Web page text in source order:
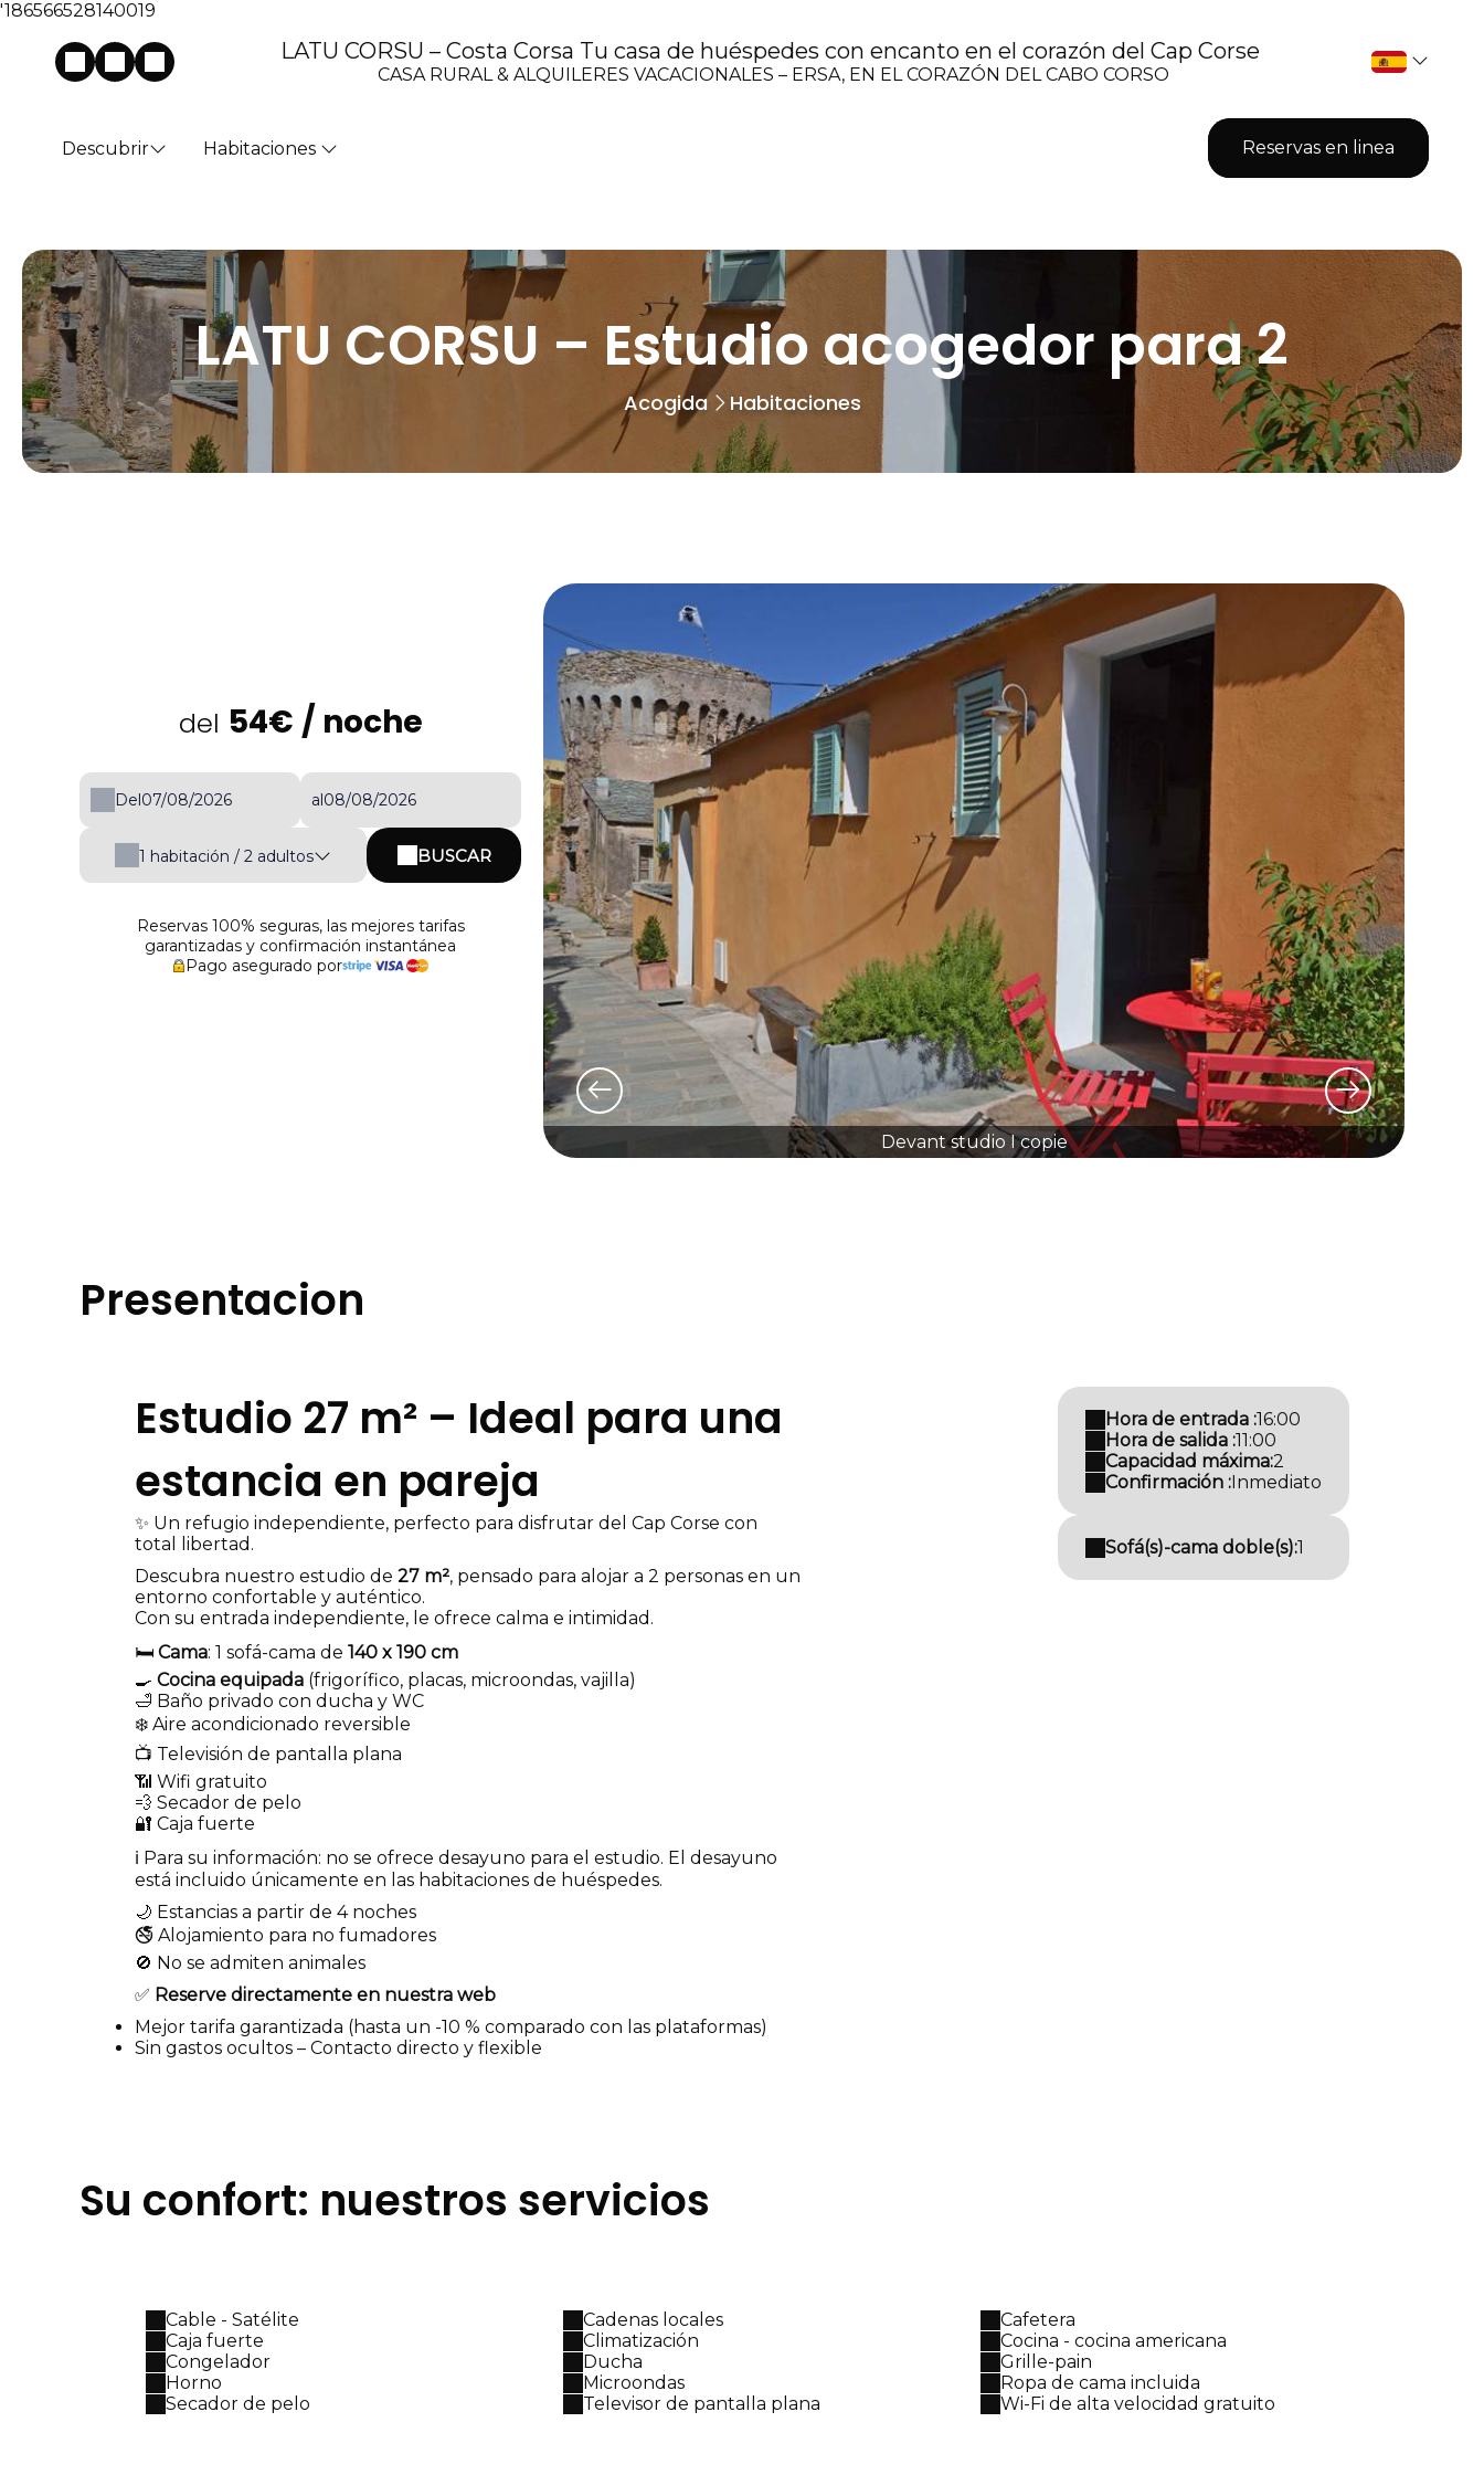
'186566528140019
LATU CORSU – Costa Corsa Tu casa de huéspedes con encanto en el corazón del Cap Corse
CASA RURAL & ALQUILERES VACACIONALES – ERSA, EN EL CORAZÓN DEL CABO CORSO
Descubrir Habitaciones Reservas en linea
LATU CORSU – Estudio acogedor para 2
Acogida Habitaciones
Devant studio I copie
del 54€ / noche
Del al
1 habitación / 2 adultos BUSCAR
Reservas 100% seguras, las mejores tarifas
garantizadas y confirmación instantánea
Pago asegurado por
Presentacion
Estudio 27 m² – Ideal para una
estancia en pareja
✨ Un refugio independiente, perfecto para disfrutar del Cap Corse con
total libertad.
Descubra nuestro estudio de 27 m², pensado para alojar a 2 personas en un
entorno confortable y auténtico.
Con su entrada independiente, le ofrece calma e intimidad.
🛏️ Cama: 1 sofá-cama de 140 x 190 cm
🍳 Cocina equipada (frigorífico, placas, microondas, vajilla)
🛁 Baño privado con ducha y WC
❄️ Aire acondicionado reversible
📺 Televisión de pantalla plana
📶 Wifi gratuito
💨 Secador de pelo
🔐 Caja fuerte
ℹ️ Para su información: no se ofrece desayuno para el estudio. El desayuno
está incluido únicamente en las habitaciones de huéspedes.
🌙 Estancias a partir de 4 noches
🚭 Alojamiento para no fumadores
🚫 No se admiten animales
✅ Reserve directamente en nuestra web
Mejor tarifa garantizada (hasta un -10 % comparado con las plataformas)
Sin gastos ocultos – Contacto directo y flexible
Hora de entrada :16:00
Hora de salida :11:00
Capacidad máxima:2
Confirmación :Inmediato
Sofá(s)-cama doble(s):1
Su confort: nuestros servicios
Cable - Satélite Cadenas locales
Cafetera
Caja fuerte
Climatización
Cocina - cocina americana
Congelador
Ducha
Grille-pain
Horno
Microondas
Ropa de cama incluida
Secador de pelo
Televisor de pantalla plana Wi-Fi de alta velocidad gratuito